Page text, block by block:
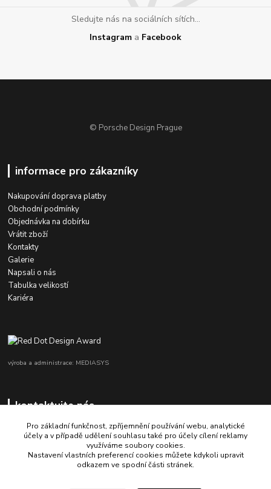
Sledujte nás na sociálních sítích...
Instagram a Facebook
© Porsche Design Prague
informace pro zákazníky
Nakupování doprava platby
Obchodní podmínky
Objednávka na dobírku
Vrátit zboží
Kontakty
Galerie
Napsali o nás
Tabulka velikostí
Kariéra
výroba a administrace: MEDIASYS
kontaktujte nás
+420 725 347 646
Pro základní funkčnost, zpříjemnění používání webu, analytické
účely a v případě udělení souhlasu také pro účely cílení reklamy
využíváme soubory cookies.
Nastavení vlastních preferencí cookies můžete kdykoli upravit
odkazem ve spodní části stránek.